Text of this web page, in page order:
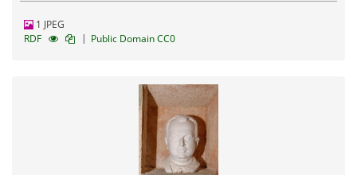
1 JPEG
RDF
| Public Domain CC0